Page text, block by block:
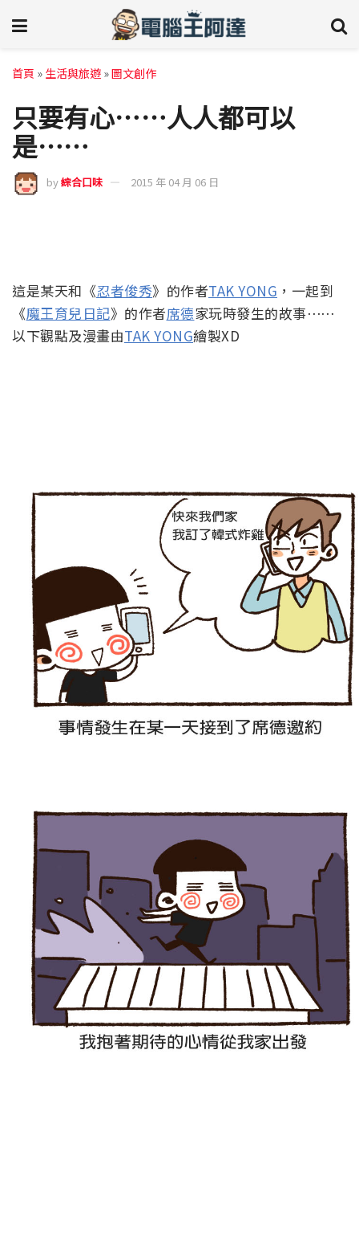
首頁 » 生活與旅遊 »圖文創作
只要有心⋯⋯人人都可以
是⋯⋯
by綜合口味 2015 年 04 月 06 日
這是某天和《忍者俊秀》的作者TAK YONG ，一起到
《魔王育兒日記》的作者席德家玩時發生的故事⋯⋯
以下觀點及漫畫由TAK YONG繪製XD